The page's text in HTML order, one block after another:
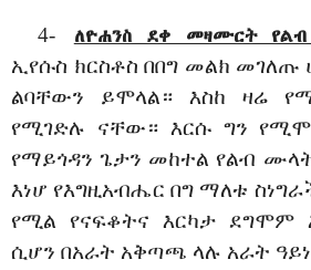
4- ለዮሐንስ ደቀ መዛሙርት
ኢየሱስ ክርስቶስ በበግ መልክ
ልባቸውን ይሞላል። እስከ ዛሬ
የሚገድሉ ናቸው። እርሱ ግን
የማይጎዳን ጌታን መከተል የልብ
እነሆ የእግዚአብሔር በግ ማለቱ
የሚል የናፍቆትና እርካታ ደግሞም
ሲሆን በአራት አቅጣጫ ላሉ አራት